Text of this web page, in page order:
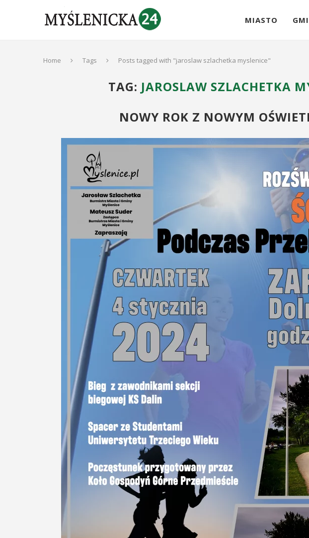
MIASTO
Home Tags Posts tagged with "jaroslaw szlachetka myslenice"
TAG: JAROSLAW SZLACHETKA
NOWY ROK Z NOWYM